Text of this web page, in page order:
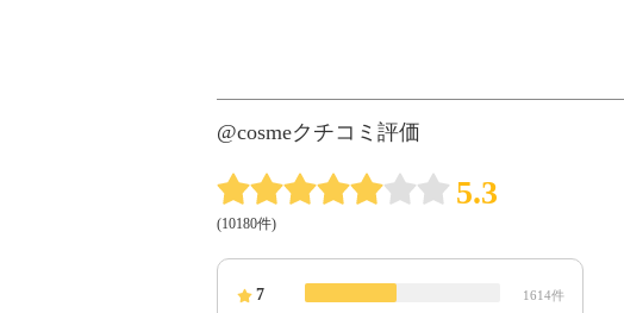
@cosmeクチコミ評価
5.3
(10180件)
7 1614件